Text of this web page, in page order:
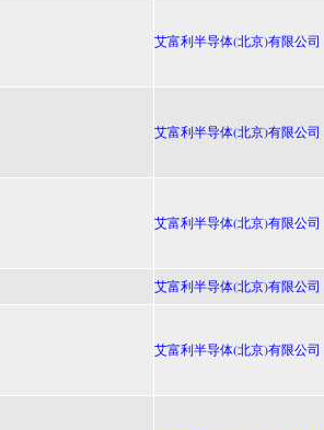
艾富利半导体(北京)有限公司
艾富利半导体(北京)有限公司
艾富利半导体(北京)有限公司
艾富利半导体(北京)有限公司
艾富利半导体(北京)有限公司